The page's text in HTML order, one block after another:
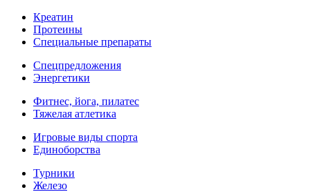
Креатин
Протеины
Специальные препараты
Спецпредложения
Энергетики
Фитнес, йога, пилатес
Тяжелая атлетика
Игровые виды спорта
Единоборства
Турники
Железо